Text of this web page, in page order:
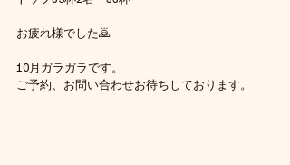
お疲れ様でした🙇
10月ガラガラです。
ご予約、お問い合わせお待ちしております。